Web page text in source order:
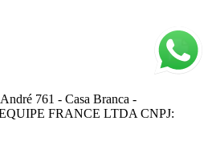
761 - Casa Branca -
FRANCE LTDA CNPJ: